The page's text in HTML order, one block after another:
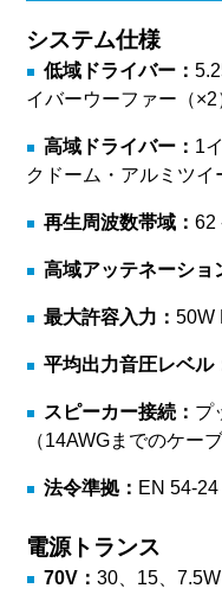
システム仕様
低域ドライバー：
イバーウーファー（×2
高域ドライバー： 1
クドーム・アルミツイ
再生周波数帯域：62
高域アッテネーショ
最大許容入力：50W
平均出力音圧レベル
スピーカー接続： プ
（14AWGまでのケー
法令準拠： EN 54-24
電源トランス
70V：30、15、7.5W